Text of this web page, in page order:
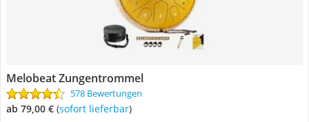
Melobeat Zungentrommel
578 Bewertungen
ab 79,00 € ( Sofort lieferbar)